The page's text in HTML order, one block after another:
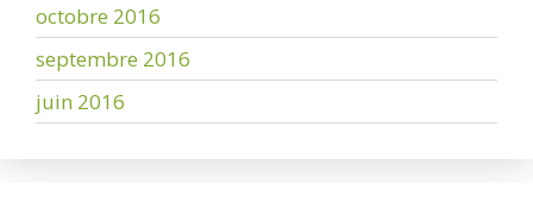
octobre 2016
septembre 2016
juin 2016